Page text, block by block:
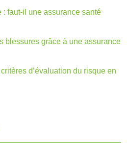
: faut-il une assurance santé
blessures grâce à une assurance
d’évaluation du risque en